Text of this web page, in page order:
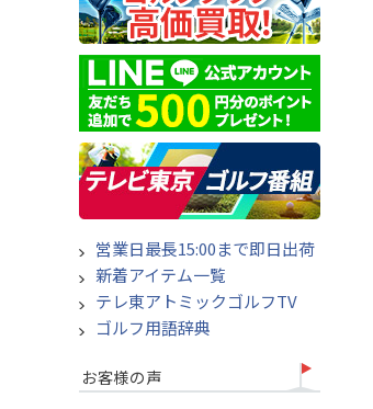
営業日最長15:00まで即日出荷
新着アイテム一覧
テレ東アトミックゴルフTV
ゴルフ用語辞典
お客様の声